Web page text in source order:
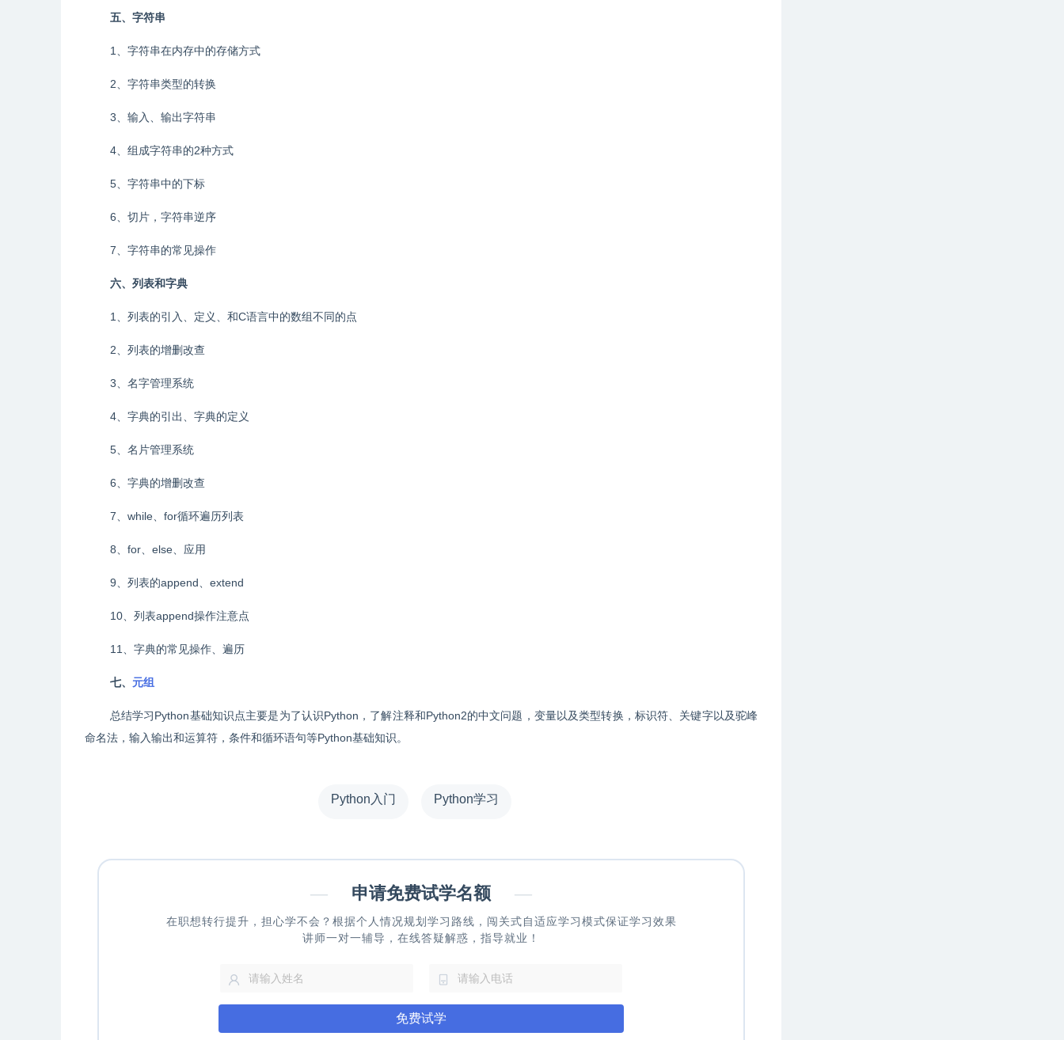
五、字符串
1、字符串在内存中的存储方式
2、字符串类型的转换
3、输入、输出字符串
4、组成字符串的2种方式
5、字符串中的下标
6、切片，字符串逆序
7、字符串的常见操作
六、列表和字典
1、列表的引入、定义、和C语言中的数组不同的点
2、列表的增删改查
3、名字管理系统
4、字典的引出、字典的定义
5、名片管理系统
6、字典的增删改查
7、while、for循环遍历列表
8、for、else、应用
9、列表的append、extend
10、列表append操作注意点
11、字典的常见操作、遍历
七、 元组
总结学习Python基础知识点主要是为了认识Python，了解注释和Python2的中文问题，变量以及类型转换，标识符、关键字以及驼峰
命名法，输入输出和运算符，条件和循环语句等Python基础知识。
Python入门 Python学习
— 申请免费试学名额 —
在职想转行提升，担心学不会？根据个人情况规划学习路线，闯关式自适应学习模式保证学习效果
讲师一对一辅导，在线答疑解惑，指导就业！
免费试学